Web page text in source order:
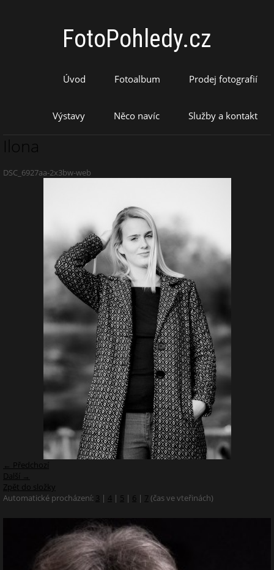
FotoPohledy.cz
Úvod Fotoalbum Prodej fotografií
Výstavy Něco navíc Služby a kontakt
Ilona
DSC_6927aa-2x3bw-web
← Předchozí
Další →
Zpět do složky
Automatické procházení: 3 | 4 | 5 | 6 | 7 (čas ve vteřinách)